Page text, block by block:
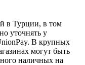
в Турции, в том
уточнять у
В крупных
могут быть
наличных на